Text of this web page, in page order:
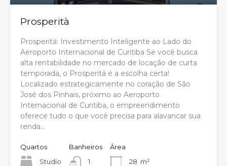
Prosperità
Prosperitá: Investimento Inteligente ao Lado do
Aeroporto Internacional de Curitiba Se você busca
alta rentabilidade no mercado de locação de curta
temporada, o Prosperitá é a escolha certa!
Localizado estrategicamente no coração de São
José dos Pinhais, próximo ao Aeroporto
Internacional de Curitiba, o empreendimento
oferece tudo o que você precisa para alavancar sua
renda...
Quartos
Studio
Banheiros
1
Área
28 m²